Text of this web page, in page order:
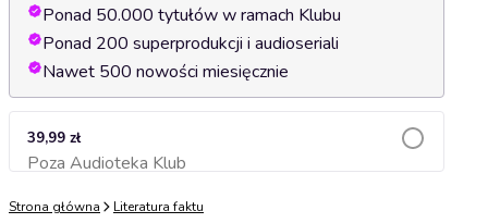
Ponad 50.000 tytułów w ramach Klubu
Ponad 200 superprodukcji i audioseriali
Nawet 500 nowości miesięcznie
39,99 zł
Poza Audioteka KlubDodaj do koszyka
Strona główna Literatura faktu